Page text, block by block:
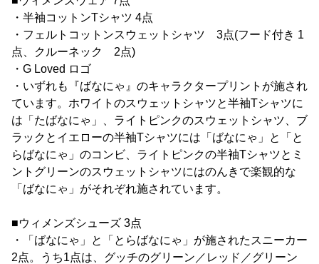
・半袖コットンTシャツ 4点
・フェルトコットンスウェットシャツ 3点(フード付き 1
点、クルーネック 2点)
・G Loved ロゴ
・いずれも『ばなにゃ』のキャラクタープリントが施され
ています。ホワイトのスウェットシャツと半袖Tシャツに
は「たばなにゃ」、ライトピンクのスウェットシャツ、ブ
ラックとイエローの半袖Tシャツには「ばなにゃ」と「と
らばなにゃ」のコンビ、ライトピンクの半袖Tシャツとミ
ントグリーンのスウェットシャツにはのんきで楽観的な
「ばなにゃ」がそれぞれ施されています。
■ウィメンズシューズ 3点
・「ばなにゃ」と「とらばなにゃ」が施されたスニーカー
2点。うち1点は、グッチのグリーン／レッド／グリーン